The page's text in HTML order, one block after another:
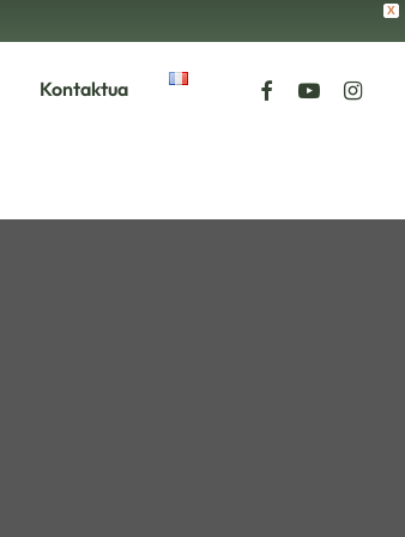
X
Kontaktua facebookyoutube